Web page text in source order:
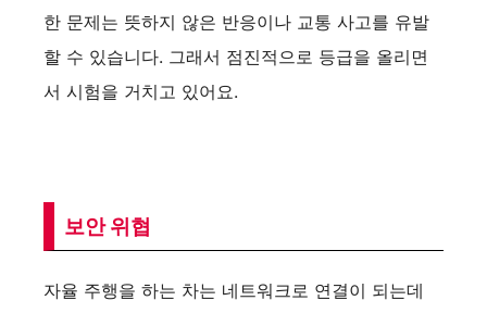
한 문제는 뜻하지 않은 반응이나 교통 사고를 유발
할 수 있습니다. 그래서 점진적으로 등급을 올리면
서 시험을 거치고 있어요.
보안 위협
자율 주행을 하는 차는 네트워크로 연결이 되는데